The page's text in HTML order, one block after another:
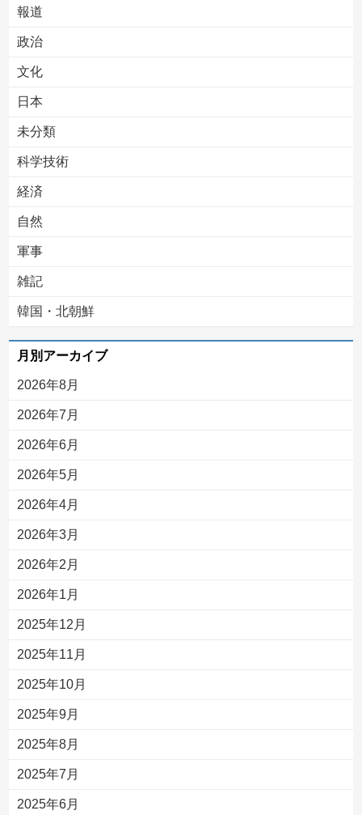
報道
政治
文化
日本
未分類
科学技術
経済
自然
軍事
雑記
韓国・北朝鮮
月別アーカイブ
2026年8月
2026年7月
2026年6月
2026年5月
2026年4月
2026年3月
2026年2月
2026年1月
2025年12月
2025年11月
2025年10月
2025年9月
2025年8月
2025年7月
2025年6月